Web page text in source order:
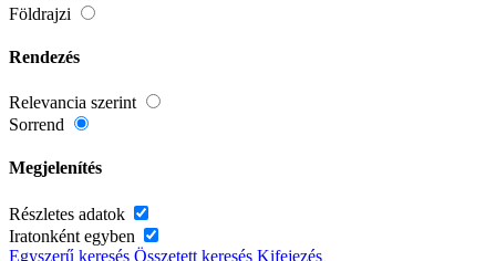
Földrajzi
Rendezés
Relevancia szerint
Sorrend
Megjelenítés
Részletes adatok
Iratonként egyben
Egyszerű keresés Összetett keresés Kifejezés